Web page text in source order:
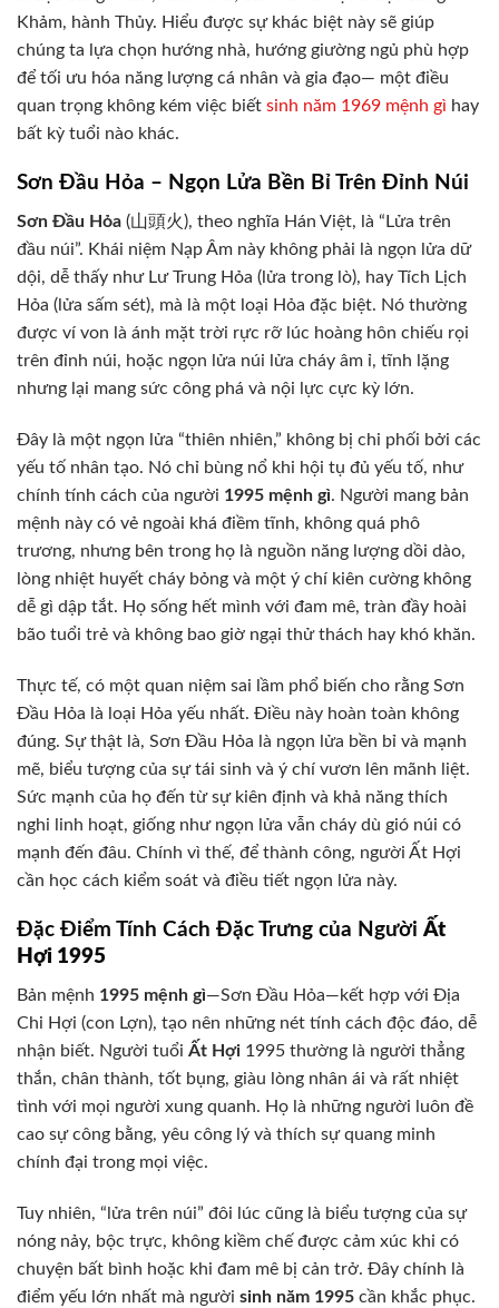
Khảm, hành Thủy. Hiểu được sự khác biệt này sẽ giúp
chúng ta lựa chọn hướng nhà, hướng giường ngủ phù hợp
để tối ưu hóa năng lượng cá nhân và gia đạo— một điều
quan trọng không kém việc biết sinh năm 1969 mệnh gì hay
bất kỳ tuổi nào khác.
Sơn Đầu Hỏa – Ngọn Lửa Bền Bỉ Trên Đỉnh Núi
Sơn Đầu Hỏa (山頭火), theo nghĩa Hán Việt, là “Lửa trên
đầu núi”. Khái niệm Nạp Âm này không phải là ngọn lửa dữ
dội, dễ thấy như Lư Trung Hỏa (lửa trong lò), hay Tích Lịch
Hỏa (lửa sấm sét), mà là một loại Hỏa đặc biệt. Nó thường
được ví von là ánh mặt trời rực rỡ lúc hoàng hôn chiếu rọi
trên đỉnh núi, hoặc ngọn lửa núi lửa cháy âm ỉ, tĩnh lặng
nhưng lại mang sức công phá và nội lực cực kỳ lớn.
Đây là một ngọn lửa “thiên nhiên,” không bị chi phối bởi các
yếu tố nhân tạo. Nó chỉ bùng nổ khi hội tụ đủ yếu tố, như
chính tính cách của người 1995 mệnh gì. Người mang bản
mệnh này có vẻ ngoài khá điềm tĩnh, không quá phô
trương, nhưng bên trong họ là nguồn năng lượng dồi dào,
lòng nhiệt huyết cháy bỏng và một ý chí kiên cường không
dễ gì dập tắt. Họ sống hết mình với đam mê, tràn đầy hoài
bão tuổi trẻ và không bao giờ ngại thử thách hay khó khăn.
Thực tế, có một quan niệm sai lầm phổ biến cho rằng Sơn
Đầu Hỏa là loại Hỏa yếu nhất. Điều này hoàn toàn không
đúng. Sự thật là, Sơn Đầu Hỏa là ngọn lửa bền bỉ và mạnh
mẽ, biểu tượng của sự tái sinh và ý chí vươn lên mãnh liệt.
Sức mạnh của họ đến từ sự kiên định và khả năng thích
nghi linh hoạt, giống như ngọn lửa vẫn cháy dù gió núi có
mạnh đến đâu. Chính vì thế, để thành công, người Ất Hợi
cần học cách kiểm soát và điều tiết ngọn lửa này.
Đặc Điểm Tính Cách Đặc Trưng của Người Ất
Hợi 1995
Bản mệnh 1995 mệnh gì—Sơn Đầu Hỏa—kết hợp với Địa
Chi Hợi (con Lợn), tạo nên những nét tính cách độc đáo, dễ
nhận biết. Người tuổi Ất Hợi 1995 thường là người thẳng
thắn, chân thành, tốt bụng, giàu lòng nhân ái và rất nhiệt
tình với mọi người xung quanh. Họ là những người luôn đề
cao sự công bằng, yêu công lý và thích sự quang minh
chính đại trong mọi việc.
Tuy nhiên, “lửa trên núi” đôi lúc cũng là biểu tượng của sự
nóng nảy, bộc trực, không kiềm chế được cảm xúc khi có
chuyện bất bình hoặc khi đam mê bị cản trở. Đây chính là
điểm yếu lớn nhất mà người sinh năm 1995 cần khắc phục.